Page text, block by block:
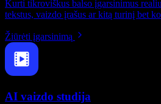
Kurti tikroviškus balso įgarsinimus
tekstus, vaizdo įrašus ar kitą turinį bet
Žiūrėti įgarsinimą
AI vaizdo studija